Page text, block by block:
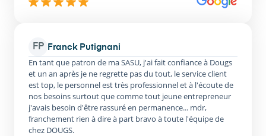
FP Franck Putignani
En tant que patron de ma SASU, j'ai fait confiance à Dougs
et un an après je ne regrette pas du tout, le service client
est top, le personnel est très professionnel et à l'écoute de
nos besoins surtout que comme tout jeune entrepreneur
j'avais besoin d'être rassuré en permanence... mdr,
franchement rien à dire à part bravo à toute l'équipe de
chez DOUGS.